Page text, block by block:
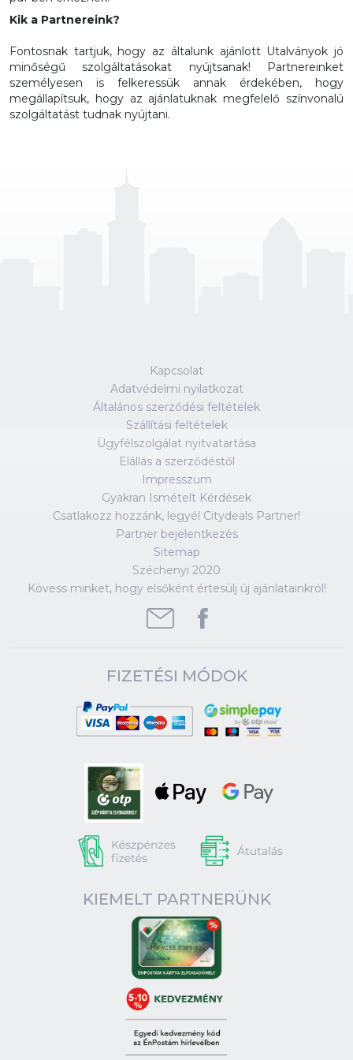
Kik a Partnereink?
Fontosnak tartjuk, hogy az általunk ajánlott Utalványok jó
minőségű szolgáltatásokat nyújtsanak! Partnereinket
személyesen is felkeressük annak érdekében, hogy
megállapítsuk, hogy az ajánlatuknak megfelelő színvonalú
szolgáltatást tudnak nyújtani.
Kapcsolat
Adatvédelmi nyilatkozat
Általános szerződési feltételek
Szállítási feltételek
Ügyfélszolgálat nyitvatartása
Elállás a szerződéstől
Impresszum
Gyakran Ismételt Kérdések
Csatlakozz hozzánk, legyél Citydeals Partner!
Partner bejelentkezés
Sitemap
Széchenyi 2020
Kövess minket, hogy elsőként értesülj új ajánlatainkról!
FIZETÉSI MÓDOK
KIEMELT PARTNERÜNK